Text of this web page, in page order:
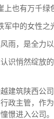
上也有万千绿
军中的女性之
雨，是全力
识悄然绽放的
建筑陕西公
政主管，作为
憬进入公司